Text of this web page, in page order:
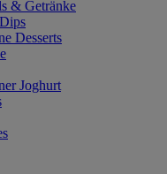
& Getränke
Desserts
Joghurt